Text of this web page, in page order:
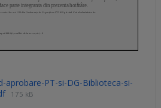
aprobare-PT-si-DG-Biblioteca-si-
175 kB